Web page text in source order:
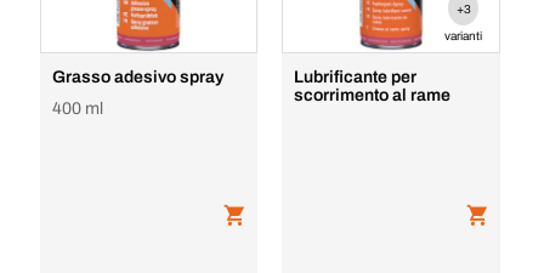
Grasso adesivo spray
400 ml
+3
varianti
Lubrificante per
scorrimento al rame